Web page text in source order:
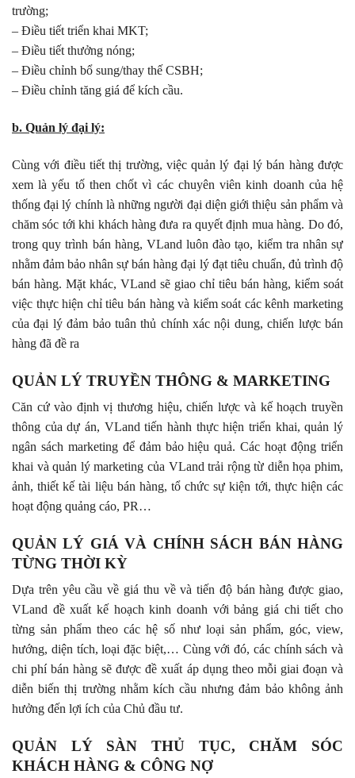
trường;
– Điều tiết triển khai MKT;
– Điều tiết thưởng nóng;
– Điều chỉnh bổ sung/thay thế CSBH;
– Điều chỉnh tăng giá để kích cầu.
b. Quản lý đại lý:
Cùng với điều tiết thị trường, việc quản lý đại lý bán hàng được
xem là yếu tố then chốt vì các chuyên viên kinh doanh của hệ
thống đại lý chính là những người đại diện giới thiệu sản phẩm và
chăm sóc tới khi khách hàng đưa ra quyết định mua hàng. Do đó,
trong quy trình bán hàng, VLand luôn đào tạo, kiểm tra nhân sự
nhằm đảm bảo nhân sự bán hàng đại lý đạt tiêu chuẩn, đủ trình độ
bán hàng. Mặt khác, VLand sẽ giao chỉ tiêu bán hàng, kiểm soát
việc thực hiện chỉ tiêu bán hàng và kiểm soát các kênh marketing
của đại lý đảm bảo tuân thủ chính xác nội dung, chiến lược bán
hàng đã đề ra
QUẢN LÝ TRUYỀN THÔNG & MARKETING
Căn cứ vào định vị thương hiệu, chiến lược và kế hoạch truyền
thông của dự án, VLand tiến hành thực hiện triển khai, quản lý
ngân sách marketing để đảm bảo hiệu quả. Các hoạt động triển
khai và quản lý marketing của VLand trải rộng từ diễn họa phim,
ảnh, thiết kế tài liệu bán hàng, tổ chức sự kiện tới, thực hiện các
hoạt động quảng cáo, PR…
QUẢN LÝ GIÁ VÀ CHÍNH SÁCH BÁN HÀNG
TỪNG THỜI KỲ
Dựa trên yêu cầu về giá thu về và tiến độ bán hàng được giao,
VLand đề xuất kế hoạch kinh doanh với bảng giá chi tiết cho
từng sản phẩm theo các hệ số như loại sản phẩm, góc, view,
hướng, diện tích, loại đặc biệt,… Cùng với đó, các chính sách và
chi phí bán hàng sẽ được đề xuất áp dụng theo mỗi giai đoạn và
diễn biến thị trường nhằm kích cầu nhưng đảm bảo không ảnh
hưởng đến lợi ích của Chủ đầu tư.
QUẢN LÝ SÀN THỦ TỤC, CHĂM SÓC
KHÁCH HÀNG & CÔNG NỢ